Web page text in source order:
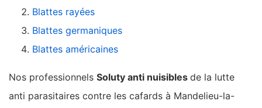
Blattes rayées
Blattes germaniques
Blattes américaines
Nos professionnels Soluty anti nuisibles de la lutte
anti parasitaires contre les cafards à Mandelieu-la-